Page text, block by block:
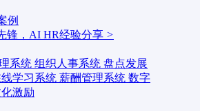
例
锋，AI HR经验分享 >
系统 组织人事系统 盘点发展
学习系统 薪酬管理系统 数字
激励